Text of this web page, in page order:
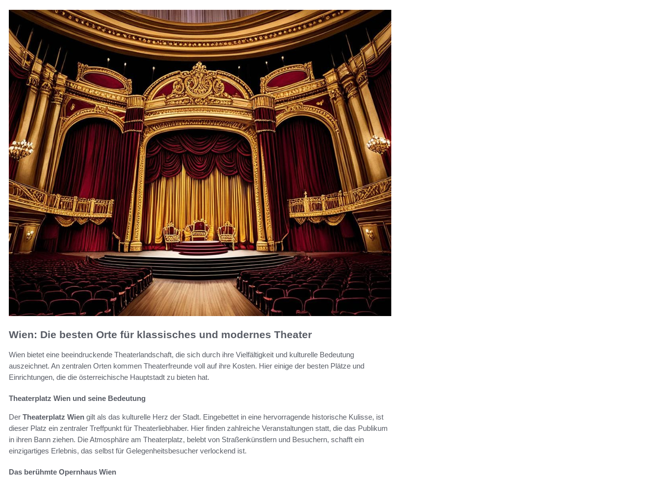
Wien: Die besten Orte für klassisches und modernes Theater
Wien bietet eine beeindruckende Theaterlandschaft, die sich durch ihre Vielfältigkeit und kulturelle Bedeutung
auszeichnet. An zentralen Orten kommen Theaterfreunde voll auf ihre Kosten. Hier einige der besten Plätze und
Einrichtungen, die die österreichische Hauptstadt zu bieten hat.
Theaterplatz Wien und seine Bedeutung
Der Theaterplatz Wien gilt als das kulturelle Herz der Stadt. Eingebettet in eine hervorragende historische Kulisse, ist
dieser Platz ein zentraler Treffpunkt für Theaterliebhaber. Hier finden zahlreiche Veranstaltungen statt, die das Publikum
in ihren Bann ziehen. Die Atmosphäre am Theaterplatz, belebt von Straßenkünstlern und Besuchern, schafft ein
einzigartiges Erlebnis, das selbst für Gelegenheitsbesucher verlockend ist.
Das berühmte Opernhaus Wien